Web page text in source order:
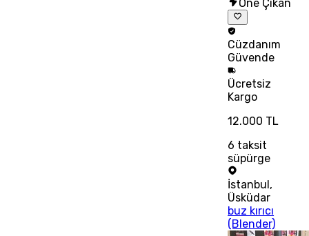
Öne Çıkan
Cüzdanım
Güvende
Ücretsiz
Kargo
12.000 TL
6 taksit
süpürge
İstanbul ,
Üsküdar
buz kırıcı
(Blender)